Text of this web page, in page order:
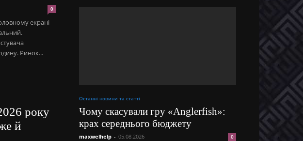
0
екрані
Ринок...
року
й
Останні новини та статті
Чому скасували гру «Anglerfish»:
крах середнього бюджету
maxwelhelp - 05.08.2026 0